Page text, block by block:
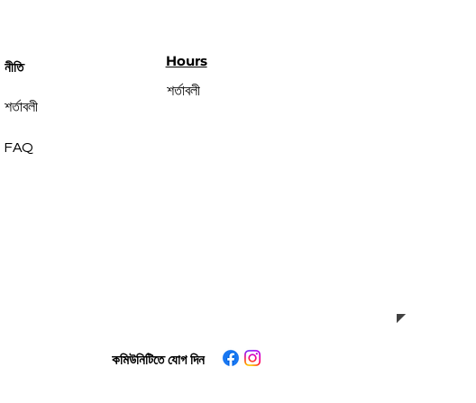
নীতি
শর্তাবলী
FAQ
Hours
শর্তাবলী
কমিউনিটিতে যোগ দিন